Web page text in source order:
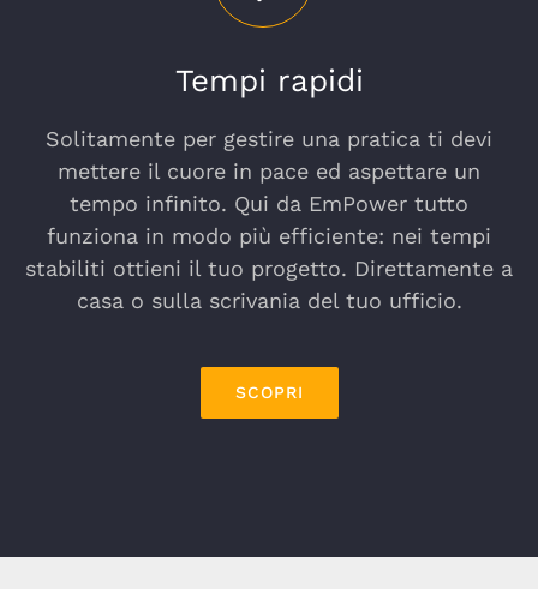
Tempi rapidi
Solitamente per gestire una pratica ti devi
mettere il cuore in pace ed aspettare un
tempo infinito. Qui da EmPower tutto
funziona in modo più efficiente: nei tempi
stabiliti ottieni il tuo progetto. Direttamente a
casa o sulla scrivania del tuo ufficio.
SCOPRI